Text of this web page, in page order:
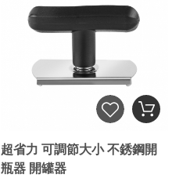
超省力 可調節大小 不銹鋼開
瓶器 開罐器